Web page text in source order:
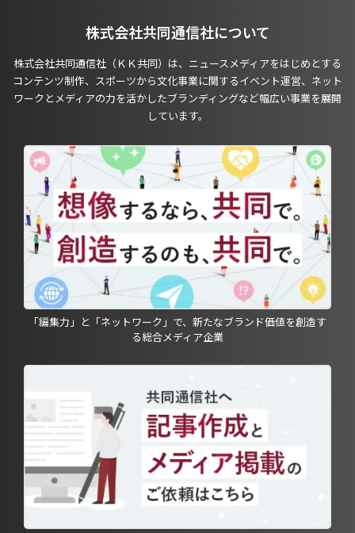
株式会社共同通信社について
株式会社共同通信社（ＫＫ共同）は、ニュースメディアをはじめとする
コンテンツ制作、スポーツから文化事業に関するイベント運営、ネット
ワークとメディアの力を活かしたブランディングなど幅広い事業を展開
しています。
「編集力」と「ネットワーク」で、新たなブランド価値を創造す
る総合メディア企業